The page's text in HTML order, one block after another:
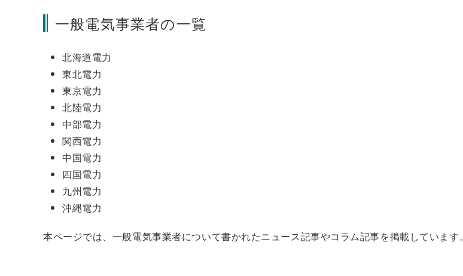
一般電気事業者の一覧
北海道電力
東北電力
東京電力
北陸電力
中部電力
関西電力
中国電力
四国電力
九州電力
沖縄電力
本ページでは、一般電気事業者について書かれたニュース記事やコラム記事を掲載しています。